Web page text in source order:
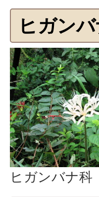
ヒガンバ
ヒガンバナ科